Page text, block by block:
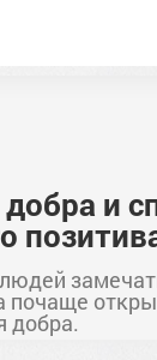
и
почаще
добра.